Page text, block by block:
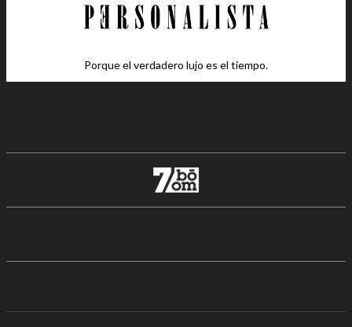
Porque el verdadero lujo es el tiempo.